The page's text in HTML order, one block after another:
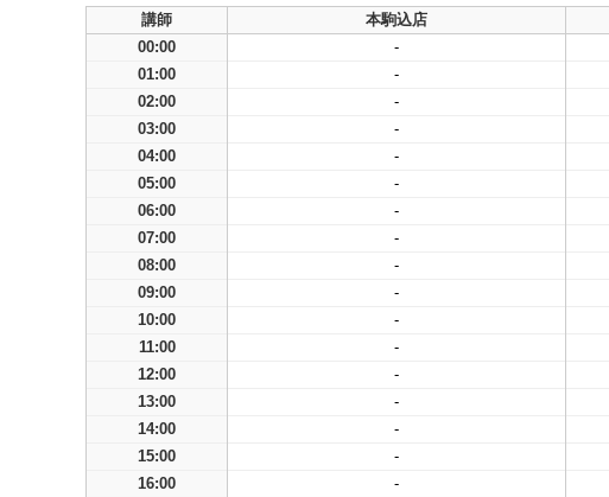
講師 本駒込店
00:00
-
01:00
-
02:00
-
03:00
-
04:00
-
05:00
-
06:00
-
07:00
-
08:00
-
09:00
-
10:00
-
11:00
-
12:00
-
13:00
-
14:00
-
15:00
-
16:00
-